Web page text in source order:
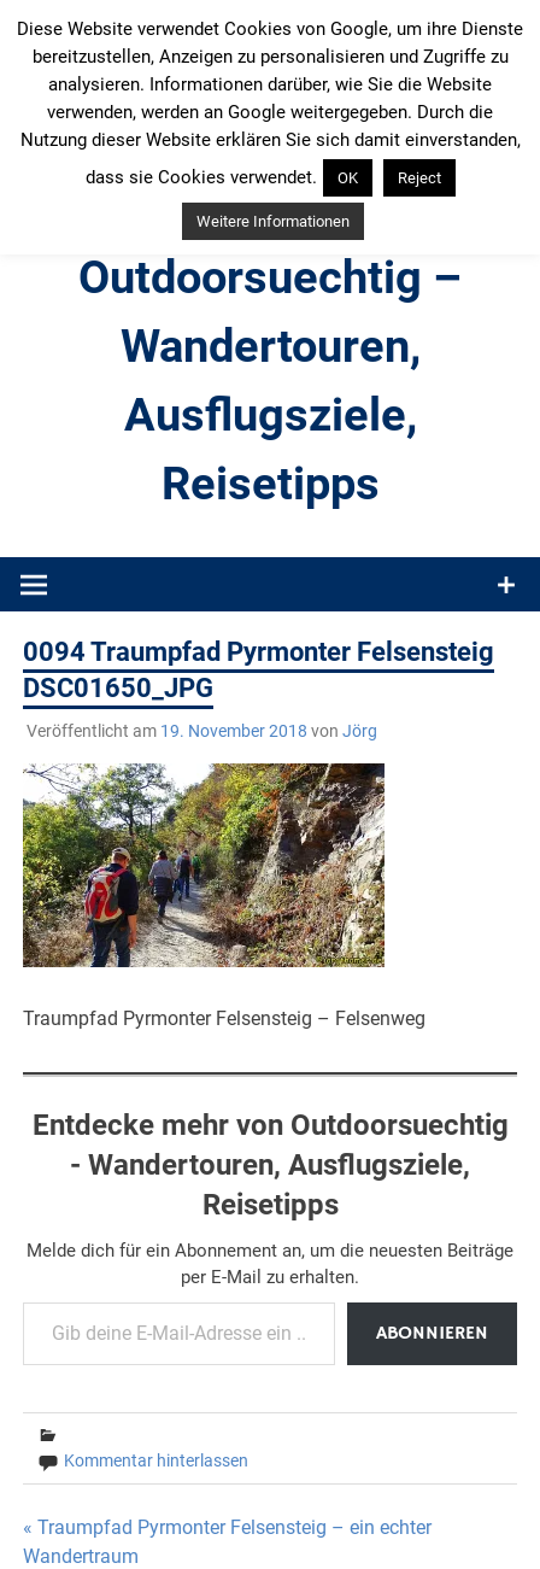
Inhalt
springen
Outdoorsuechtig –
Wandertouren,
Ausflugsziele,
Reisetipps
Produkttests und Buchrezensionen. Ein Blog für alle, die gern
0094 Traumpfad Pyrmonter Felsensteig
DSC01650_JPG
Veröffentlicht am 19. November 2018 von Jörg
Traumpfad Pyrmonter Felsensteig – Felsenweg
Entdecke mehr von Outdoorsuechtig
- Wandertouren, Ausflugsziele,
Reisetipps
Melde dich für ein Abonnement an, um die neuesten Beiträge
per E-Mail zu erhalten.
Gib deine E-Mail-Adresse ein ...
ABONNIEREN
Kommentar hinterlassen
Beitragsnavigation
« Traumpfad Pyrmonter Felsensteig – ein echter
Wandertraum
Diese Website verwendet Cookies von Google, um ihre Dienste
bereitzustellen, Anzeigen zu personalisieren und Zugriffe zu
analysieren. Informationen darüber, wie Sie die Website
verwenden, werden an Google weitergegeben. Durch die
Nutzung dieser Website erklären Sie sich damit einverstanden,
dass sie Cookies verwendet.
OK Reject
Weitere Informationen